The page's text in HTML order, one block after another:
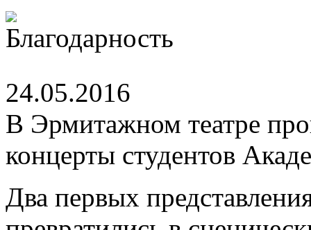
24.05.2016
В Эрмитажном театре
концерты студентов
Два первых